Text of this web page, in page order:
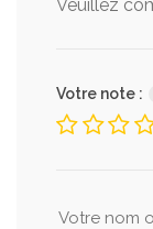
Veuillez
Votre note :
Votre nom